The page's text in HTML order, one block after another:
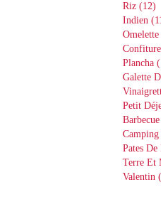
Riz (12)
Indien
Omelette
Confiture
Plancha
Galette
Petit
Barbecue
Camping
Pates
Terre Et
Valentin